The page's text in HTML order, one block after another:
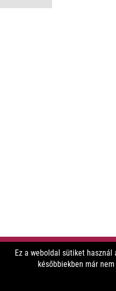
Ez a weboldal sütiket
későbbiekben már